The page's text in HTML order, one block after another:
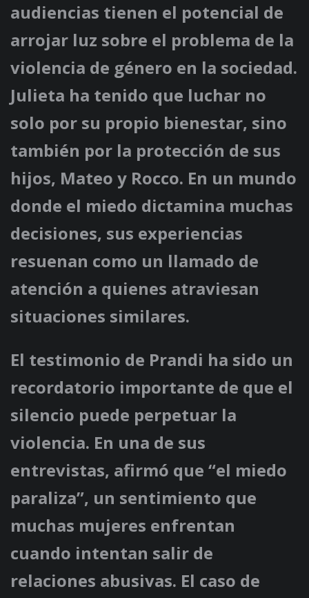
audiencias tienen el potencial de
arrojar luz sobre el problema de la
violencia de género en la sociedad.
Julieta ha tenido que luchar no
solo por su propio bienestar, sino
también por la protección de sus
hijos, Mateo y Rocco. En un mundo
donde el miedo dictamina muchas
decisiones, sus experiencias
resuenan como un llamado de
atención a quienes atraviesan
situaciones similares.
El testimonio de Prandi ha sido un
recordatorio importante de que el
silencio puede perpetuar la
violencia. En una de sus
entrevistas, afirmó que “el miedo
paraliza”, un sentimiento que
muchas mujeres enfrentan
cuando intentan salir de
relaciones abusivas. El caso de